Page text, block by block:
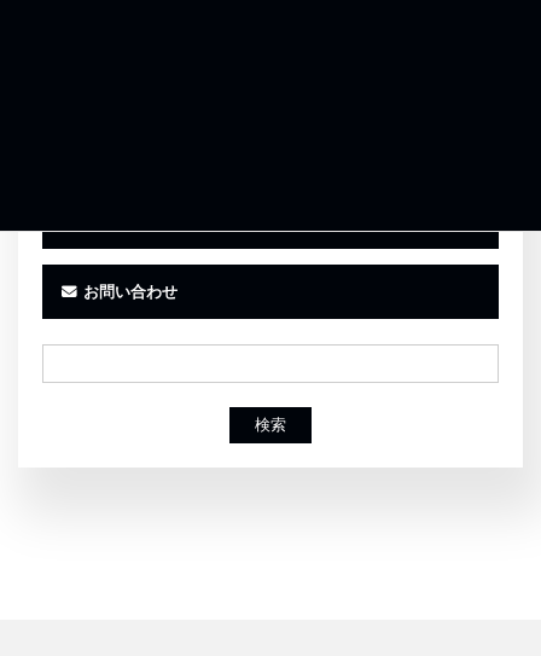
お問い合わせ
検索